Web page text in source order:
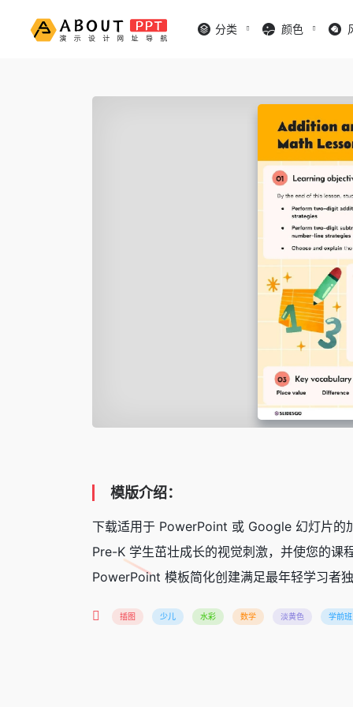
分类 颜色
模版介绍：
下载适用于 PowerPoint 或 Google 幻灯片的
Pre-K 学生茁壮成长的视觉刺激，并使您的
PowerPoint 模板简化创建满足最年轻学习者
插图 少儿 水彩 数学 淡黄色 学前班